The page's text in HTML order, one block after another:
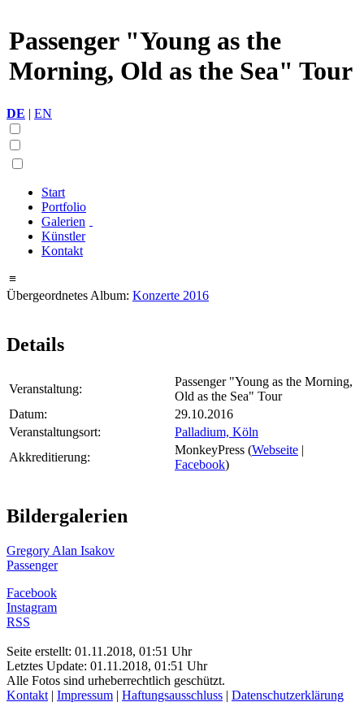
Passenger "Young as the
Morning, Old as the Sea" Tour
DE | EN
Start
Portfolio
Galerien
Künstler
Kontakt
≡
Übergeordnetes Album: Konzerte 2016
Details
Veranstaltung:
Passenger "Young as the Morning,
Old as the Sea" Tour
Datum:
29.10.2016
Veranstaltungsort:
Palladium, Köln
Akkreditierung:
MonkeyPress (Webseite |
Facebook)
Bildergalerien
Gregory Alan Isakov
Passenger
Facebook
Instagram
RSS
Seite erstellt: 01.11.2018, 01:51 Uhr
Letztes Update: 01.11.2018, 01:51 Uhr
Alle Fotos sind urheberrechtlich geschützt.
Kontakt | Impressum | Haftungsausschluss | Datenschutzerklärung